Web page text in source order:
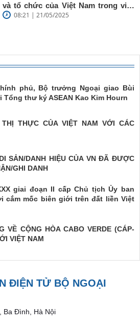
và tổ chức của Việt Nam trong việc
đề cao chủ nghĩa đa phương, đoàn
08:21 | 21/05/2025
phủ, Bộ trưởng Ngoại giao Bùi
thư ký ASEAN Kao Kim Hourn
THỊ THỰC CỦA VIỆT NAM VỚI CÁC
SẢN/DANH HIỆU CỦA VN ĐÃ ĐƯỢC
GHI DANH
giai đoạn II cấp Chủ tịch Ủy ban
cắm mốc biên giới trên đất liền Việt
VỀ CỘNG HÒA CABO VERDE (CÁP-
VIỆT NAM
ĐIỆN TỬ BỘ NGOẠI
Ba Đình, Hà Nội